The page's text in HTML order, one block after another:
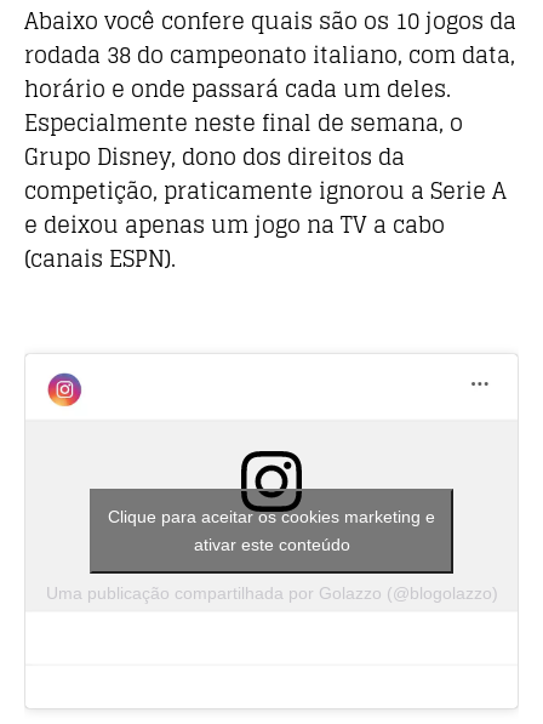
Abaixo você confere quais são os 10 jogos da
rodada 38 do campeonato italiano, com data,
horário e onde passará cada um deles.
Especialmente neste final de semana, o
Grupo Disney, dono dos direitos da
competição, praticamente ignorou a Serie A
e deixou apenas um jogo na TV a cabo
(canais ESPN).
Uma publicação compartilhada por Golazzo (@blogolazzo)
Clique para aceitar os cookies marketing e
ativar este conteúdo